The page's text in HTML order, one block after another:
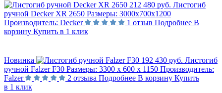
212 480 руб. Листогиб
ручной Decker XR 2650 Размеры: 3000x700x1200
Производитель: Decker 1 отзыв Подробнее В
корзину Купить в 1 клик
Новинка 192 430 руб. Листогиб
ручной Falzer F30 Размеры: 3300 х 600 х 1150 Производитель:
Falzer
2 отзыва Подробнее В корзину Купить
в 1 клик